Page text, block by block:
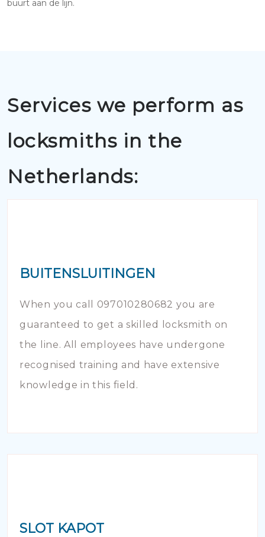
buurt aan de lijn.
Services we perform as
locksmiths in the
Netherlands:
BUITENSLUITINGEN
When you call 097010280682 you are
guaranteed to get a skilled locksmith on
the line. All employees have undergone
recognised training and have extensive
knowledge in this field.
SLOT KAPOT